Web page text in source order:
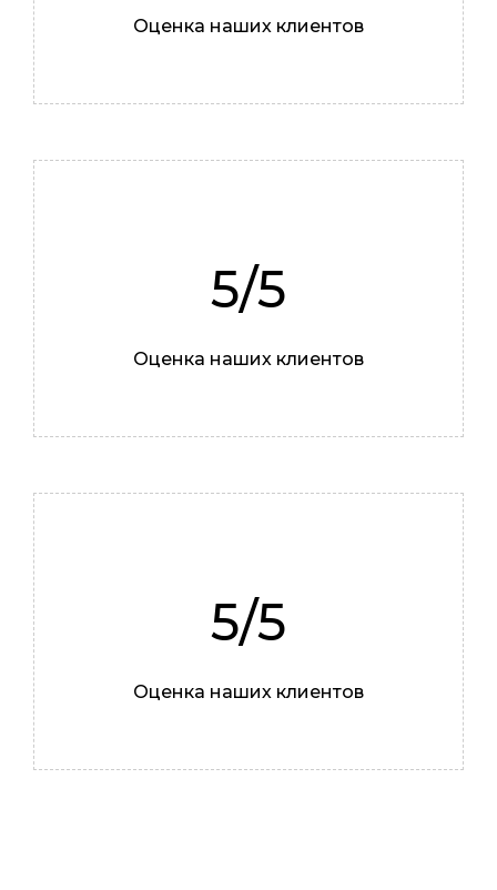
Оценка наших клиентов
5/5
Оценка наших клиентов
5/5
Оценка наших клиентов